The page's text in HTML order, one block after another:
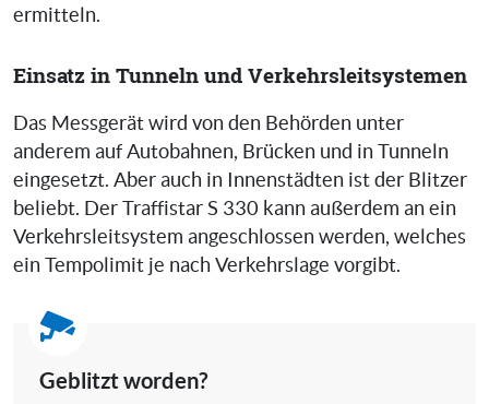
ermitteln.
Einsatz in Tunneln und Verkehrsleitsystemen
Das Messgerät wird von den Behörden unter
anderem auf Autobahnen, Brücken und in Tunneln
eingesetzt. Aber auch in Innenstädten ist der Blitzer
beliebt. Der Traffistar S 330 kann außerdem an ein
Verkehrsleitsystem angeschlossen werden, welches
ein Tempolimit je nach Verkehrslage vorgibt.
Geblitzt worden?